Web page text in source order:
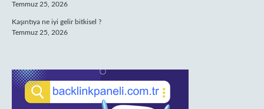
Temmuz 25, 2026
Kaşıntıya ne iyi gelir bitkisel ?
Temmuz 25, 2026